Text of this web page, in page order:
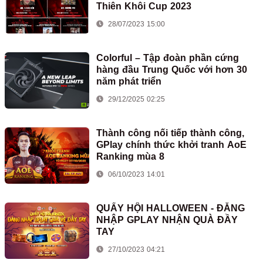
Thiên Khôi Cup 2023
28/07/2023 15:00
Colorful – Tập đoàn phần cứng
hàng đầu Trung Quốc với hơn 30
năm phát triển
29/12/2025 02:25
Thành công nối tiếp thành công,
GPlay chính thức khởi tranh AoE
Ranking mùa 8
06/10/2023 14:01
QUẨY HỘI HALLOWEEN - ĐĂNG
NHẬP GPLAY NHẬN QUÀ ĐẦY
TAY
27/10/2023 04:21